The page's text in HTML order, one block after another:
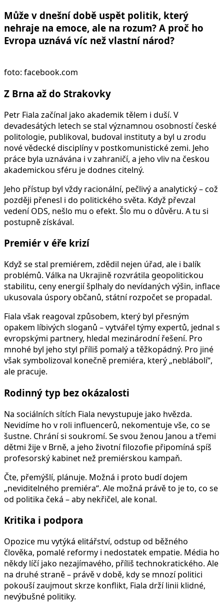
Může v dnešní době uspět politik, který
nehraje na emoce, ale na rozum? A proč ho
Evropa uznává víc než vlastní národ?
foto: facebook.com
Z Brna až do Strakovky
Petr Fiala začínal jako akademik tělem i duší. V
devadesátých letech se stal významnou osobností české
politologie, publikoval, budoval instituty a byl u zrodu
nové vědecké disciplíny v postkomunistické zemi. Jeho
práce byla uznávána i v zahraničí, a jeho vliv na českou
akademickou sféru je dodnes citelný.
Jeho přístup byl vždy racionální, pečlivý a analytický – což
později přenesl i do politického světa. Když převzal
vedení ODS, nešlo mu o efekt. Šlo mu o důvěru. A tu si
postupně získával.
Premiér v éře krizí
Když se stal premiérem, zdědil nejen úřad, ale i balík
problémů. Válka na Ukrajině rozvrátila geopolitickou
stabilitu, ceny energií šplhaly do nevídaných výšin, inflace
ukusovala úspory občanů, státní rozpočet se propadal.
Fiala však reagoval způsobem, který byl přesným
opakem líbivých sloganů – vytvářel týmy expertů, jednal s
evropskými partnery, hledal mezinárodní řešení. Pro
mnohé byl jeho styl příliš pomalý a těžkopádný. Pro jiné
však symbolizoval konečně premiéra, který „neblábolí“,
ale pracuje.
Rodinný typ bez okázalosti
Na sociálních sítích Fiala nevystupuje jako hvězda.
Nevidíme ho v roli influencerů, nekomentuje vše, co se
šustne. Chrání si soukromí. Se svou ženou Janou a třemi
dětmi žije v Brně, a jeho životní filozofie připomíná spíš
profesorský kabinet než premiérskou kampaň.
Čte, přemýšlí, plánuje. Možná i proto budí dojem
„neviditelného premiéra“. Ale možná právě to je to, co se
od politika čeká – aby nekřičel, ale konal.
Kritika i podpora
Opozice mu vytýká elitářství, odstup od běžného
člověka, pomalé reformy i nedostatek empatie. Média ho
někdy líčí jako nezajímavého, příliš technokratického. Ale
na druhé straně – právě v době, kdy se mnozí politici
pokouší zaujmout skrze konflikt, Fiala drží linii klidné,
nevýbušné politiky.